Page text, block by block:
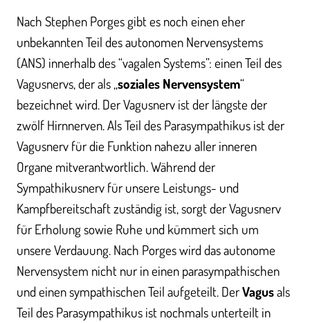
Nach Stephen Porges gibt es noch einen eher
unbekannten Teil des autonomen Nervensystems
(ANS) innerhalb des “vagalen Systems”: einen Teil des
Vagusnervs, der als „soziales Nervensystem“
bezeichnet wird. Der Vagusnerv ist der längste der
zwölf Hirnnerven. Als Teil des Parasympathikus ist der
Vagusnerv für die Funktion nahezu aller inneren
Organe mitverantwortlich. Während der
Sympathikusnerv für unsere Leistungs- und
Kampfbereitschaft zuständig ist, sorgt der Vagusnerv
für Erholung sowie Ruhe und kümmert sich um
unsere Verdauung. Nach Porges wird das autonome
Nervensystem nicht nur in einen parasympathischen
und einen sympathischen Teil aufgeteilt. DerVagusals
Teil des Parasympathikus ist nochmals unterteilt in